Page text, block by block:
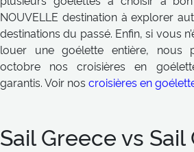
NOUVELLE destination à explorer
destinations du passé. Enfin, si vous
louer une goélette entière, nous
octobre nos croisières en
garantis. Voir nos croisières en
Sail Greece vs Sail